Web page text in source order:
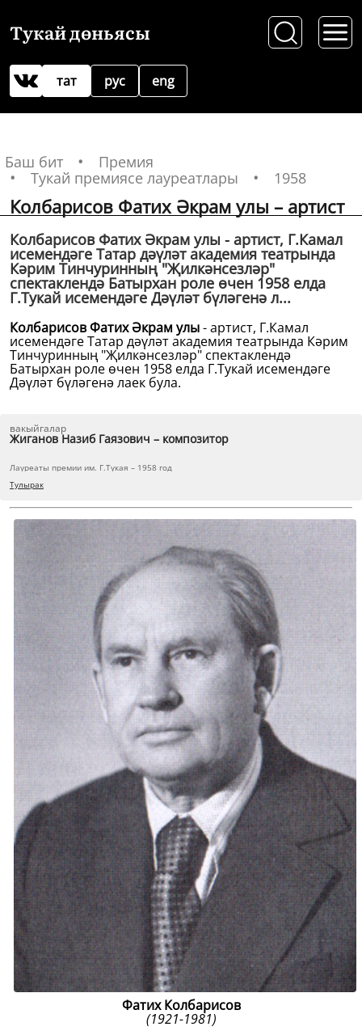
Тукай дөньясы
рус
тат eng
Баш бит
Премия
Тукай премиясе лауреатлары
1958
Колбарисов Фатих Әкрам улы – артист
Колбарисов Фатих Әкрам улы - артист, Г.Камал
исемендәге Татар дәүләт академия театрында
Кәрим Тинчуринның "Җилкәнсезләр"
спектаклендә Батырхан роле өчен 1958 елда
Г.Тукай исемендәге Дәүләт бүләгенә л...
Колбарисов Фатих Әкрам улы- артист, Г.Камал
исемендәге Татар дәүләт академия театрында Кәрим
Тинчуринның "Җилкәнсезләр" спектаклендә
Батырхан роле өчен 1958 елда Г.Тукай исемендәге
Дәүләт бүләгенә лаек була.
вакыйгалар
Жиганов Назиб Гаязович – композитор
Лауреаты премии им. Г.Тукая – 1958 год
Тулырак
Фатих Колбарисов
(1921-1981)